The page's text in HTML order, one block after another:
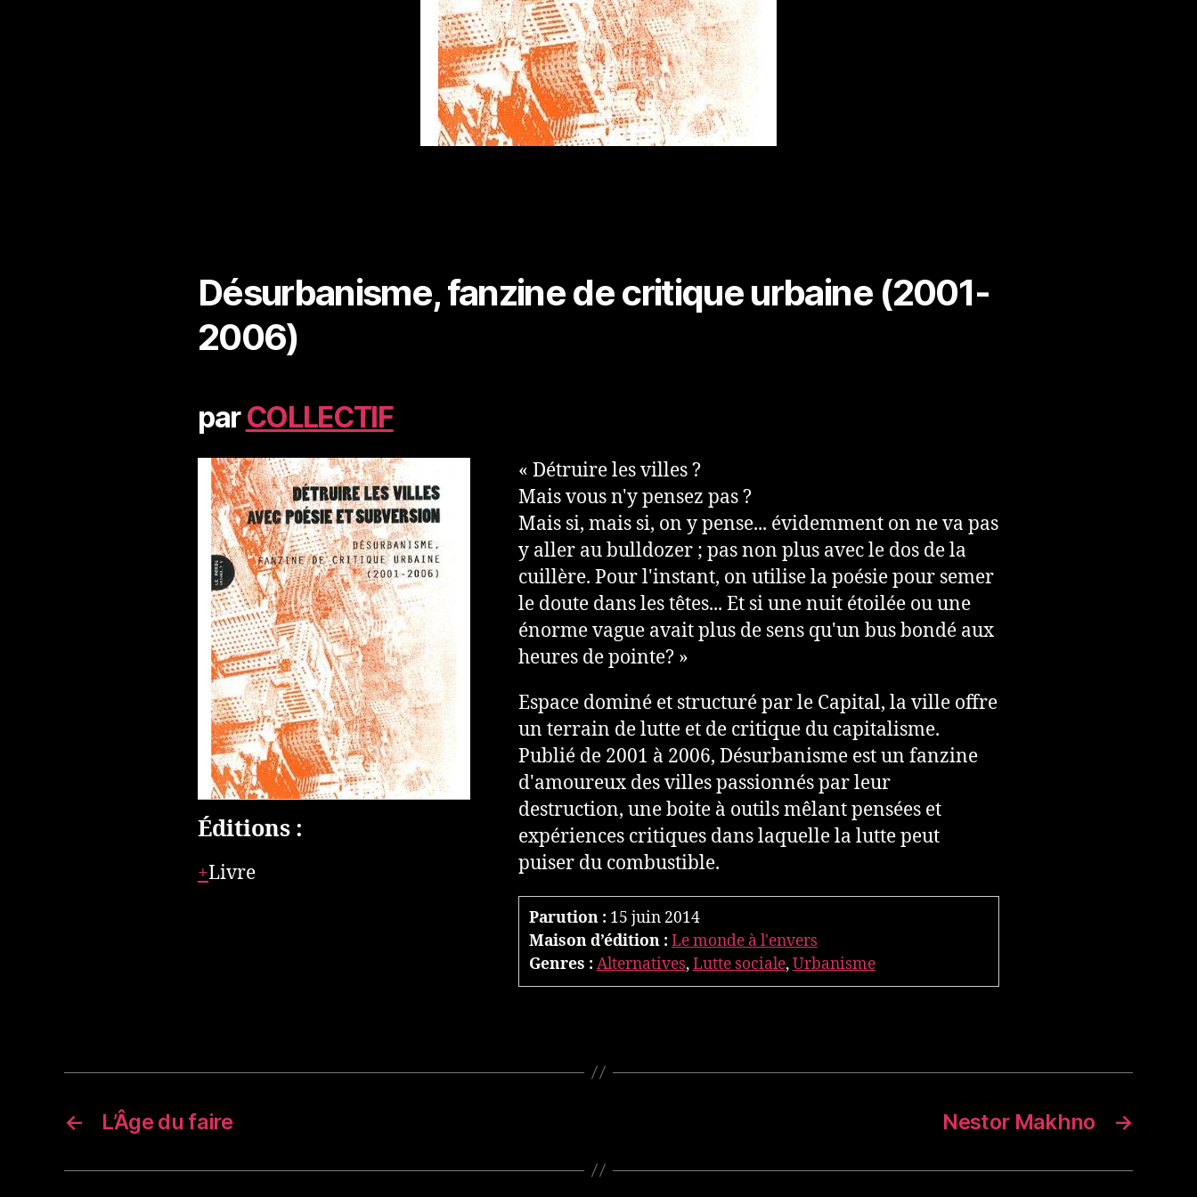
Désurbanisme, fanzine de critique urbaine (2001-
2006)
parCOLLECTIF
Éditions :
Livre
« Détruire les villes ?
Mais vous n'y pensez pas ?
Mais si, mais si, on y pense... évidemment on ne va pas
y aller au bulldozer ; pas non plus avec le dos de la
cuillère. Pour l'instant, on utilise la poésie pour semer
le doute dans les têtes... Et si une nuit étoilée ou une
énorme vague avait plus de sens qu'un bus bondé aux
heures de pointe? »
Espace dominé et structuré par le Capital, la ville offre
un terrain de lutte et de critique du capitalisme.
Publié de 2001 à 2006, Désurbanisme est un fanzine
d'amoureux des villes passionnés par leur
destruction, une boite à outils mêlant pensées et
expériences critiques dans laquelle la lutte peut
puiser du combustible.
Parution : 15 juin 2014
Maison d’édition : Le monde à l'envers
Genres : Alternatives,Lutte sociale,Urbanisme
← L’Âge du faire →
Nestor Makhno